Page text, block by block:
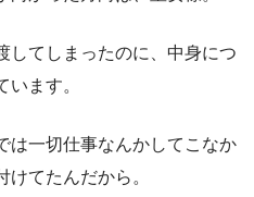
してしまったのに、中身につ
ます。
は一切仕事なんかしてこなか
けてたんだから。